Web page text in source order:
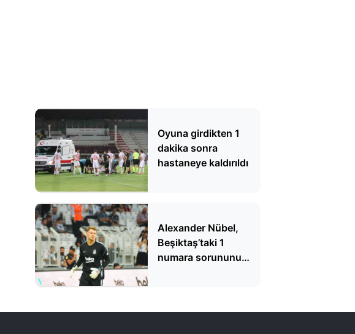
Oyuna girdikten 1
dakika sonra
hastaneye kaldırıldı
Alexander Nübel,
Beşiktaş’taki 1
numara sorununu
teknolojisi